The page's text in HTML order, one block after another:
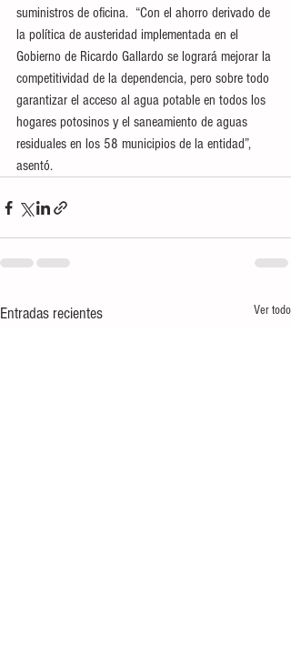
suministros de oficina.  “Con el ahorro derivado de
la política de austeridad implementada en el
Gobierno de Ricardo Gallardo se logrará mejorar la
competitividad de la dependencia, pero sobre todo
garantizar el acceso al agua potable en todos los
hogares potosinos y el saneamiento de aguas
residuales en los 58 municipios de la entidad”,
asentó.
Entradas recientes Ver todo